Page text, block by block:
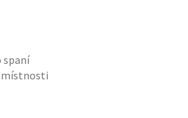
spaní
místnosti